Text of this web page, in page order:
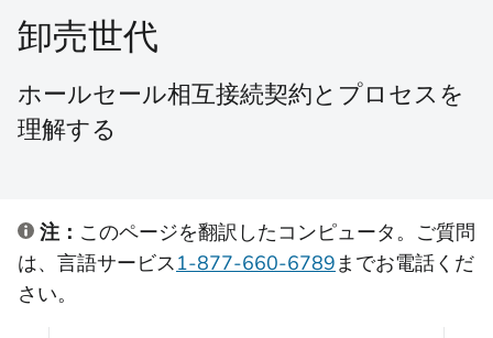
卸売世代
ホールセール相互接続契約とプロセスを
理解する
注： このページを翻訳したコンピュータ。ご質問
は、言語サービス1-877-660-6789までお電話くだ
さい。